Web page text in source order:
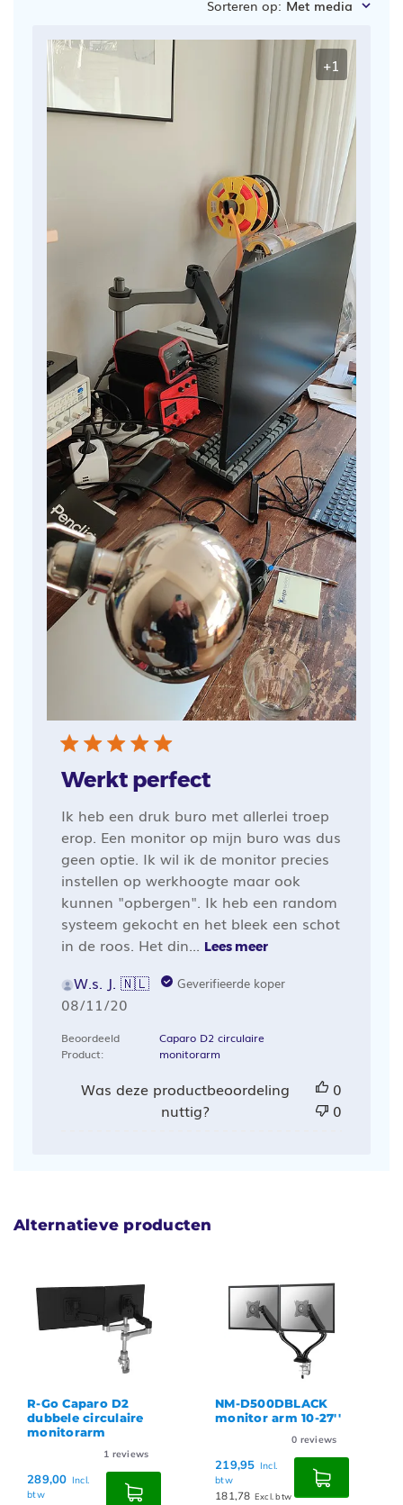
Sorteren op: Met media
+1
Werkt perfect
Ik heb een druk buro met allerlei troep
erop. Een monitor op mijn buro was dus
geen optie. Ik wil ik de monitor precies
instellen op werkhoogte maar ook
kunnen "opbergen". Ik heb een random
systeem gekocht en het bleek een schot
in de roos. Het din... Lees meer
W.s. J. 🇳🇱 Geverifieerde koper
Publicatiedatum
08/11/20
Beoordeeld
Product:
Caparo D2 circulaire
monitorarm
Was deze productbeoordeling
nuttig?
0
0
Alternatieve producten
R-Go Caparo D2
dubbele circulaire
monitorarm
1 reviews
289,00 Incl.
btw
NM-D500DBLACK
monitor arm 10-27''
0 reviews
219,95 Incl.
btw
181,78 Excl. btw